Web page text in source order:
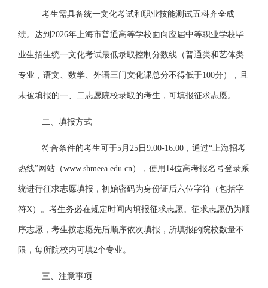
考生需具备统一文化考试和职业技能测试五科齐全成
绩。达到2026年上海市普通高等学校面向应届中等职业学校毕
业生招生统一文化考试最低录取控制分数线（普通类和艺体类
专业，语文、数学、外语三门文化课总分不得低于100分），且
未被填报的一、二志愿院校录取的考生，可填报征求志愿。
二、填报方式
符合条件的考生可于5月25日9:00-16:00，通过“上海招考
热线”网站（www.shmeea.edu.cn），使用14位高考报名号登录系
统进行征求志愿填报，初始密码为身份证后六位字符（包括字
符X）。考生务必在规定时间内填报征求志愿。征求志愿仍为顺
序志愿，考生按志愿先后顺序依次填报，所填报的院校数量不
限，每所院校内可填2个专业。
三、注意事项